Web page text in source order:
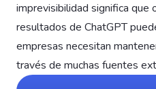
imprevisibilidad significa que
resultados de ChatGPT
empresas necesitan
través de muchas fuentes